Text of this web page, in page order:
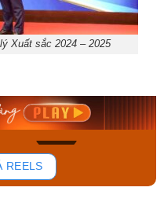
Xuất sắc 2024 – 2025
Mua ngay
REELS